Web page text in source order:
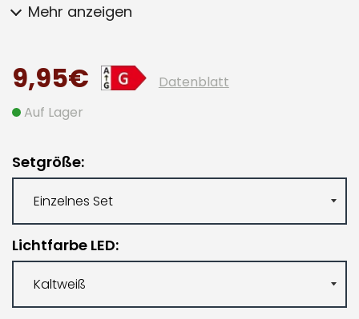
Mehr anzeigen
9,95€
Datenblatt
Auf Lager
Setgröße
Lichtfarbe LED